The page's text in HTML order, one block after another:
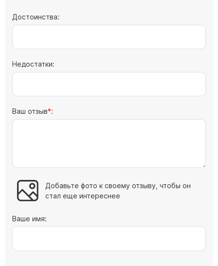
Достоинства:
Недостатки:
Ваш отзыв :
Добавьте фото к своему отзыву, чтобы он
стал еще интереснее
Ваше имя: